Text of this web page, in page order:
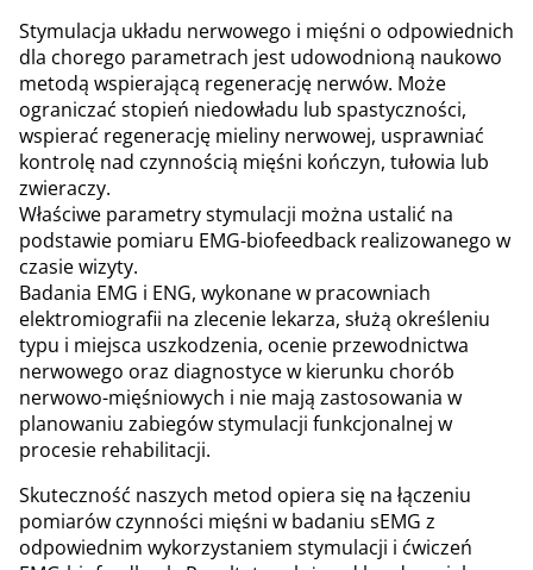
Stymulacja układu nerwowego i mięśni o odpowiednich
dla chorego parametrach jest udowodnioną naukowo
metodą wspierającą regenerację nerwów. Może
ograniczać stopień niedowładu lub spastyczności,
wspierać regenerację mieliny nerwowej, usprawniać
kontrolę nad czynnością mięśni kończyn, tułowia lub
zwieraczy.
Właściwe parametry stymulacji można ustalić na
podstawie pomiaru EMG-biofeedback realizowanego w
czasie wizyty.
Badania EMG i ENG, wykonane w pracowniach
elektromiografii na zlecenie lekarza, służą określeniu
typu i miejsca uszkodzenia, ocenie przewodnictwa
nerwowego oraz diagnostyce w kierunku chorób
nerwowo-mięśniowych i nie mają zastosowania w
planowaniu zabiegów stymulacji funkcjonalnej w
procesie rehabilitacji.
Skuteczność naszych metod opiera się na łączeniu
pomiarów czynności mięśni w badaniu sEMG z
odpowiednim wykorzystaniem stymulacji i ćwiczeń